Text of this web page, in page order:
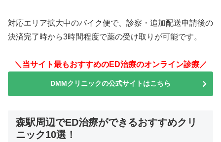
対応エリア拡大中のバイク便で、診察・追加配送申請後の
決済完了時から3時間程度で薬の受け取りが可能です。
＼当サイト最もおすすめのED治療のオンライン診療／
DMMクリニックの公式サイトはこちら
森駅周辺でED治療ができるおすすめクリ
ニック10選！